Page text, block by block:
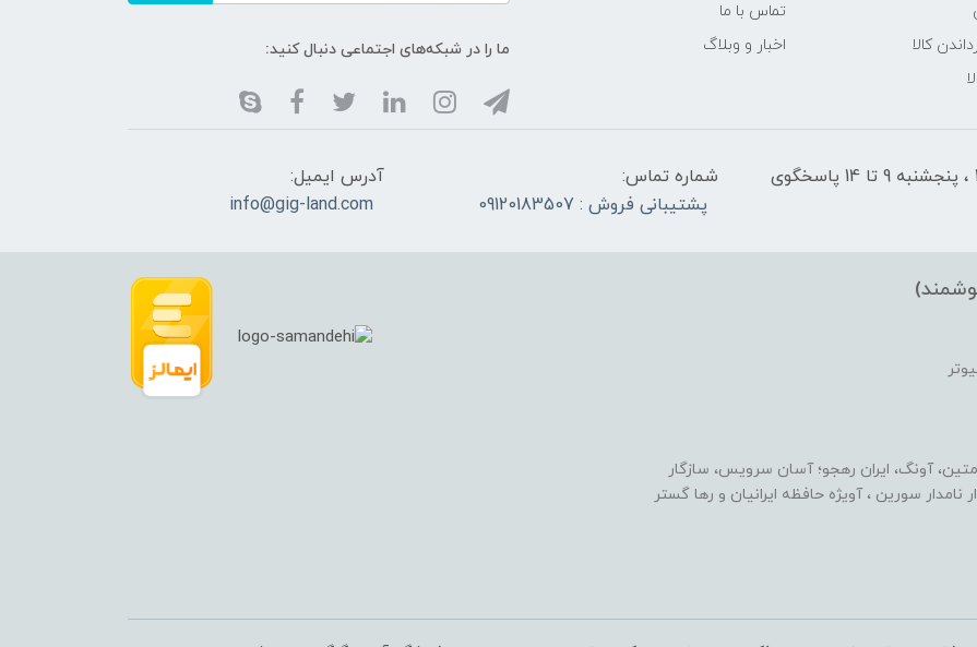
کالا
تماس با ما
اخبار و وبلاگ
ما را در شبکه‌های اجتماعی دنبال کنید:
شنبه تا چهارشنبه از ساعت 9 الی ۱4 و 17:30 الی ۲1 ، پنجشنبه 9 تا 14 پاسخگوی
شماره تماس:
پشتیبانی فروش : 09120183507
آدرس ایمیل:
info@gig-land.com
آونگ، ایران رهجو؛ آسان سرویس، سازگار
نامدار سورین ، آویژه حافظه ایرانیان و رها گستر